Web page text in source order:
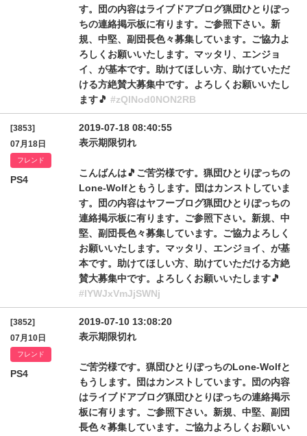
す。団の内容はライブドアブログ猟団ひとりぽっ
ちの連絡掲示板に有ります。ご参照下さい。新
規、中堅、副団長色々募集しています。ご協力よ
ろしくお願いいたします。マッタリ、エンジョ
イ、が基本です。助けてほしい方、助けていただ
ける方絶賛大募集中です。よろしくお願いいたし
ます🎵 #zQlNod0NON2RB
[3853]
07月18日
フレンド
PS4
2019-07-18 08:40:55
表示期限切れ
こんばんは🎵ご苦労様です。猟団ひとりぽっちの
Lone-Wolfともうします。団はカンストしていま
す。団の内容はヤフーブログ猟団ひとりぽっちの
連絡掲示板に有ります。ご参照下さい。新規、中
堅、副団長色々募集しています。ご協力よろしく
お願いいたします。マッタリ、エンジョイ、が基
本です。助けてほしい方、助けていただける方絶
賛大募集中です。よろしくお願いいたします🎵
#lYWJxVmJjSWNj
[3852]
07月10日
フレンド
PS4
2019-07-10 13:08:20
表示期限切れ
ご苦労様です。猟団ひとりぽっちのLone-Wolfと
もうします。団はカンストしています。団の内容
はライブドアブログ猟団ひとりぽっちの連絡掲示
板に有ります。ご参照下さい。新規、中堅、副団
長色々募集しています。ご協力よろしくお願いい